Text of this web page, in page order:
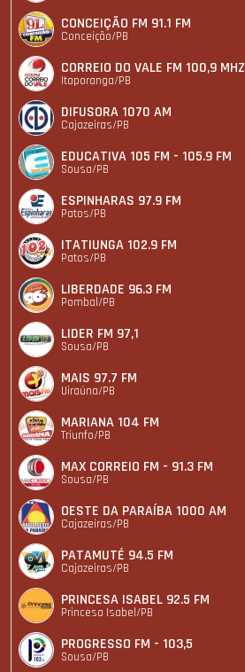
CONCEIÇÃO FM 91.1 FM
Conceição/PB
CORREIO DO VALE FM 100,9 MHZ
Itaporanga/PB
DIFUSORA 1070 AM
Cajazeiras/PB
EDUCATIVA 105 FM - 105.9 FM
Sousa/PB
ESPINHARAS 97.9 FM
Patos/PB
ITATIUNGA 102.9 FM
Patos/PB
LIBERDADE 96.3 FM
Pombal/PB
LIDER FM 97,1
Sousa/PB
MAIS 97.7 FM
Uiraúna/PB
MARIANA 104 FM
Triunfo/PB
MAX CORREIO FM - 91.3 FM
Sousa/PB
OESTE DA PARAÍBA 1000 AM
Cajazeiras/PB
PATAMUTÉ 94.5 FM
Cajazeiras/PB
PRINCESA ISABEL 92.5 FM
Princesa Isabel/PB
PROGRESSO FM - 103,5
Sousa/PB